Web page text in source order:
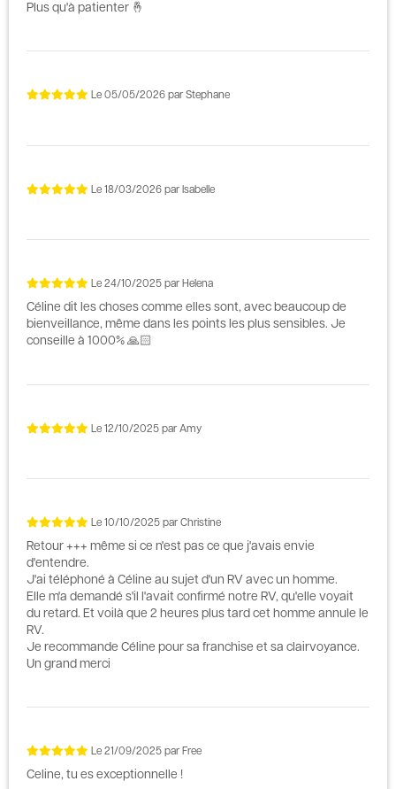
Plus qu'à patienter 🤞
Le 05/05/2026 par Stephane
Le 18/03/2026 par Isabelle
Le 24/10/2025 par Helena
Céline dit les choses comme elles sont, avec beaucoup de
bienveillance, même dans les points les plus sensibles. Je
conseille à 1000% 🙏🏻
Le 12/10/2025 par Amy
Le 10/10/2025 par Christine
Retour +++ même si ce n'est pas ce que j'avais envie
d'entendre.
J'ai téléphoné à Céline au sujet d'un RV avec un homme.
Elle m'a demandé s'il l'avait confirmé notre RV, qu'elle voyait
du retard. Et voilà que 2 heures plus tard cet homme annule le
RV.
Je recommande Céline pour sa franchise et sa clairvoyance.
Un grand merci
Le 21/09/2025 par Free
Celine, tu es exceptionnelle !